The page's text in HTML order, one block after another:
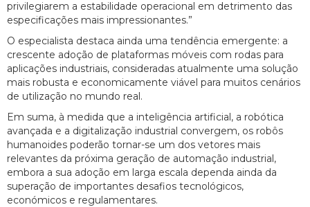
privilegiarem a estabilidade operacional em detrimento das
especificações mais impressionantes.”
O especialista destaca ainda uma tendência emergente: a
crescente adoção de plataformas móveis com rodas para
aplicações industriais, consideradas atualmente uma solução
mais robusta e economicamente viável para muitos cenários
de utilização no mundo real.
Em suma, à medida que a inteligência artificial, a robótica
avançada e a digitalização industrial convergem, os robôs
humanoides poderão tornar-se um dos vetores mais
relevantes da próxima geração de automação industrial,
embora a sua adoção em larga escala dependa ainda da
superação de importantes desafios tecnológicos,
económicos e regulamentares.